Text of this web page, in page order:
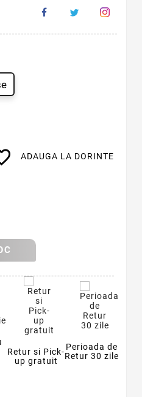
Disponibil
ADAUGA LA DORINTE
Retur si Pick-
up gratuit
Perioada de
Retur 30 zile